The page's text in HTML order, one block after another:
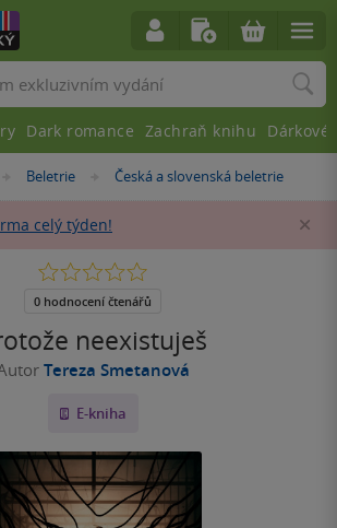
»
Beletrie »
Česká a slovenská beletrie
celý týden!
neexistuješ
Tereza Smetanová
E-kniha
0.0
5
0 hodnocení čtenářů
Dark romance Zachraň knihu Dárkové